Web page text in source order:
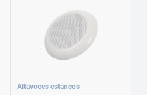
Altavoces estancos